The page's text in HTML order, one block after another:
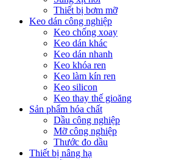
Thiết bị bơm mỡ
Keo dán công nghiệp
Keo chống xoay
Keo dán khác
Keo dán nhanh
Keo khóa ren
Keo làm kín ren
Keo silicon
Keo thay thế gioăng
Sản phẩm hóa chất
Dầu công nghiệp
Mỡ công nghiệp
Thước đo dầu
Thiết bị nâng hạ